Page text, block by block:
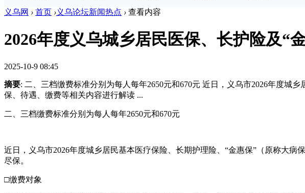
义乌网 › 首页 ›义乌论坛新闻热点 › 查看内容
2026年度义乌城乡居民医保、长护险及“
2025-10-9 08:45
摘要: 二、三档缴费标准分别为每人每年2650元和670元 近日，义乌市2026年度城
保、待遇、缴费等相关内容进行解读 ...
二、三档缴费标准分别为每人每年2650元和670元
近日，义乌市2026年度城乡居民基本医疗保险、长期护理险、“金惠保”（原称大
尽保。
□缴费对象